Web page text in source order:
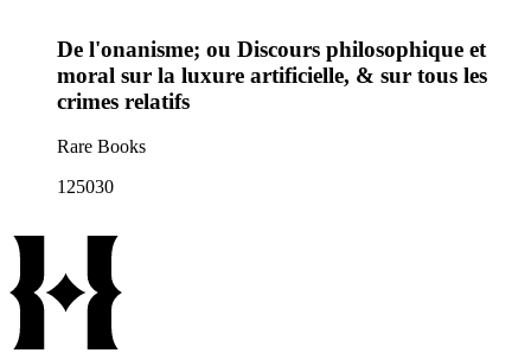
De l'onanisme; ou Discours philosophique et
moral sur la luxure artificielle, & sur tous les
crimes relatifs
Rare Books
125030